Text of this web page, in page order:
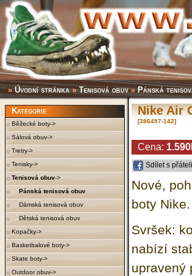
» Úvodní stránka»Tenisová obuv»Pánská
Kategorie
Běžecké boty->
Sálová obuv->
Tretry->
Tenisky->
Tenisová obuv->
Pánská tenisová obuv
Dámská tenisová obuv
Dětská tenisová obuv
Kopačky->
Basketbalové boty->
Skate boty->
Outdoor obuv->
Nike Air
[386497-142]
Cena:
Sdílet s přáteli
Nové,
boty Nike.
Svršek:
nabízí
upravený